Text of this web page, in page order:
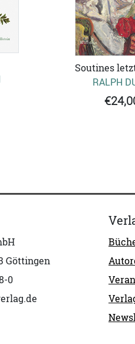
Soutines
RALPH
Göttingen
0